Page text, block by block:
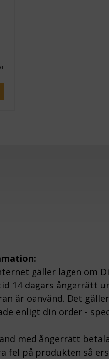
gäller lagen om
14 dagars ångerrätt
är oanvänd. Det
enligt din order -
med ångerrätt
fel på produkten så